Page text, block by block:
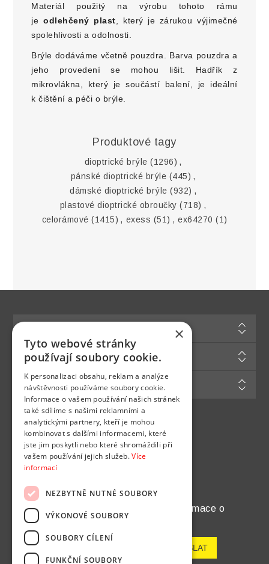
Materiál použitý na výrobu tohoto rámu
jeodlehčený plast , který je zárukou výjimečné
spolehlivosti a odolnosti.
Brýle dodáváme včetně pouzdra. Barva pouzdra a
jeho provedení se mohou lišit. Hadřík z
mikrovlákna, který je součástí balení, je ideální
k čištění a péči o brýle.
Produktové tagy
dioptrické brýle (1296) ,
pánské dioptrické brýle (445) ,
dámské dioptrické brýle (932) ,
plastové dioptrické obroučky (718) ,
celorámové (1415) , exess (51) , ex64270 (1)
Zákaznická podpora
Můj účet
Najdete nás na
Chcete pravidelně dostávat informace o
novinkách a akcích?
×
Tyto webové stránky
používají soubory cookie.
K personalizaci obsahu, reklam a analýze
návštěvnosti používáme soubory cookie.
Informace o vašem používání našich stránek
také sdílíme s našimi reklamními a
analytickými partnery, kteří je mohou
kombinovat s dalšími informacemi, které
jste jim poskytli nebo které shromáždili při
vašem používání jejich služeb.Více
informací
NEZBYTNĚ NUTNÉ SOUBORY
VÝKONOVÉ SOUBORY
SOUBORY CÍLENÍ
FUNKČNÍ SOUBORY